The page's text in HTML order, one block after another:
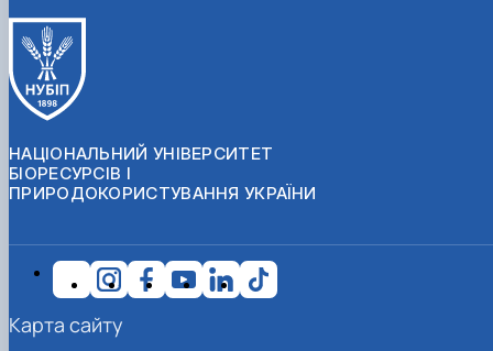
НАЦІОНАЛЬНИЙ УНІВЕРСИТЕТ
БІОРЕСУРСІВ І
ПРИРОДОКОРИСТУВАННЯ УКРАЇНИ
Карта сайту